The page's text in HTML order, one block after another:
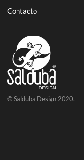
Contacto
© Salduba Design 2020.